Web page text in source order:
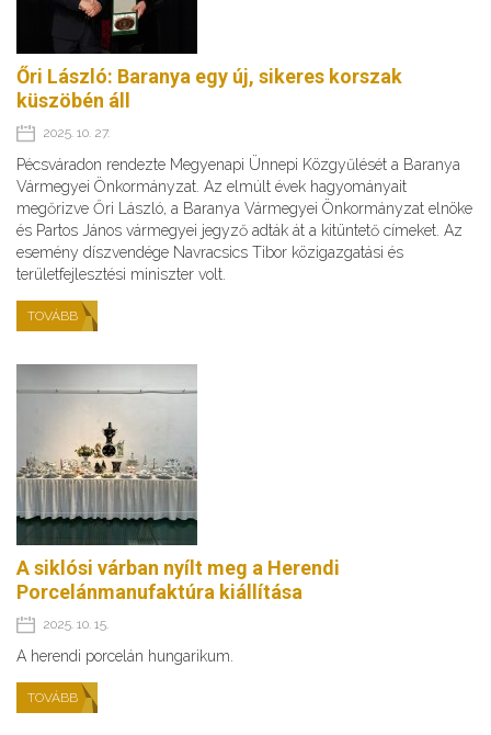
Őri László: Baranya egy új, sikeres korszak
küszöbén áll
2025. 10. 27.
Pécsváradon rendezte Megyenapi Ünnepi Közgyűlését a Baranya
Vármegyei Önkormányzat. Az elmúlt évek hagyományait
megőrizve Őri László, a Baranya Vármegyei Önkormányzat elnöke
és Partos János vármegyei jegyző adták át a kitüntető címeket. Az
esemény díszvendége Navracsics Tibor közigazgatási és
területfejlesztési miniszter volt.
TOVÁBB
A siklósi várban nyílt meg a Herendi
Porcelánmanufaktúra kiállítása
2025. 10. 15.
A herendi porcelán hungarikum.
TOVÁBB